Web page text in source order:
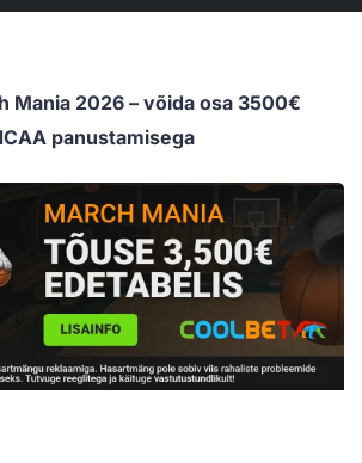
Mania 2026 – võida osa 3500€
panustamisega